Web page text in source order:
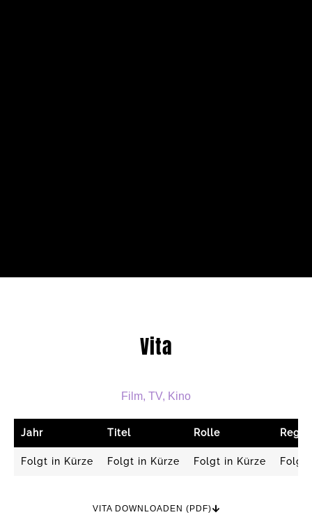
Vita
Film, TV, Kino
Jahr Titel Rolle Regie
Folgt in Kürze Folgt in Kürze Folgt in Kürze Folgt
VITA DOWNLOADEN (PDF)